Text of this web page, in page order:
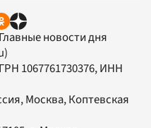
новости дня
1067761730376, ИНН
Москва, Коптевская